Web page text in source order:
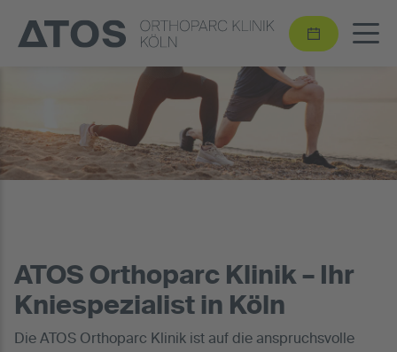
ATOS Orthoparc Klinik – Ihr
Kniespezialist in Köln
Die ATOS Orthoparc Klinik ist auf die anspruchsvolle